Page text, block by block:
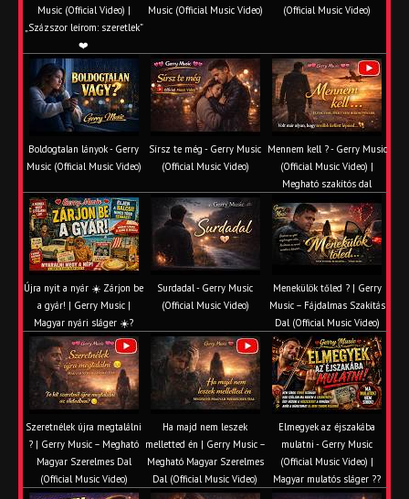
Music (Official Video) |
„Százszor leírom: szeretlek”
❤️
Music (Official Music Video)
(Official Music Video)
Boldogtalan lányok - Gerry
Music (Official Music Video)
Sírsz te még - Gerry Music
(Official Music Video)
Mennem kell ? - Gerry Music
(Official Music Video) |
Megható szakítós dal
Újra nyit a nyár ☀️ Zárjon be
a gyár! | Gerry Music |
Magyar nyári sláger ☀️?
Surdadal - Gerry Music
(Official Music Video)
Menekülök tőled ? | Gerry
Music – Fájdalmas Szakítás
Dal (Official Music Video)
Szeretnélek újra megtalálni
? | Gerry Music – Megható
Magyar Szerelmes Dal
(Official Music Video)
Ha majd nem leszek
melletted én | Gerry Music –
Megható Magyar Szerelmes
Dal (Official Music Video)
Elmegyek az éjszakába
mulatni - Gerry Music
(Official Music Video) |
Magyar mulatós sláger ??